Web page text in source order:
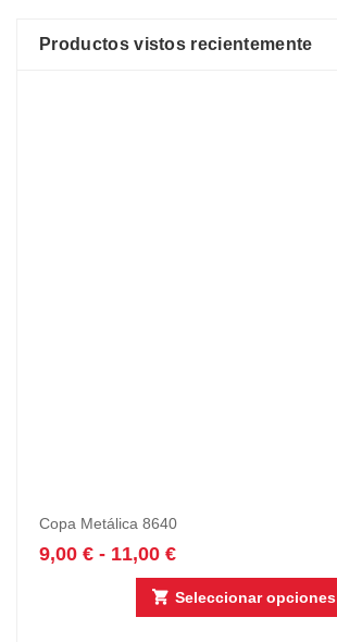
Productos vistos recientemente
Copa Metálica 8640
9,00 € - 11,00 €
Seleccionar opciones